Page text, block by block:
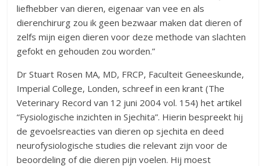
liefhebber van dieren, eigenaar van vee en als
dierenchirurg zou ik geen bezwaar maken dat dieren of
zelfs mijn eigen dieren voor deze methode van slachten
gefokt en gehouden zou worden.”
Dr Stuart Rosen MA, MD, FRCP, Faculteit Geneeskunde,
Imperial College, Londen, schreef in een krant (The
Veterinary Record van 12 juni 2004 vol. 154) het artikel
“Fysiologische inzichten in Sjechita”. Hierin bespreekt hij
de gevoelsreacties van dieren op sjechita en deed
neurofysiologische studies die relevant zijn voor de
beoordeling of die dieren pijn voelen. Hij moest